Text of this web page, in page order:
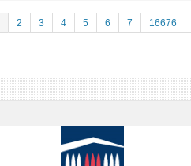
2 3 4 5 6 7 16676